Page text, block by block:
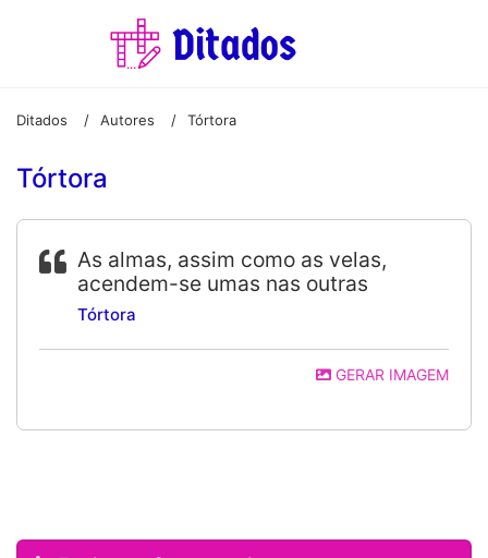
Ditados / Autores / Tórtora
Tórtora
As almas, assim como as velas,
acendem-se umas nas outras
Tórtora
GERAR IMAGEM